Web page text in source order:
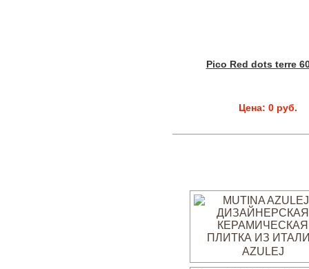
Pico Red dots terre
Цена: 0 руб.
AZULEJ